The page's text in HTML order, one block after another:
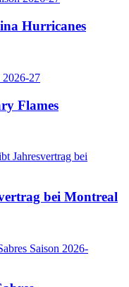
Hurricanes
Flames
bei Montreal